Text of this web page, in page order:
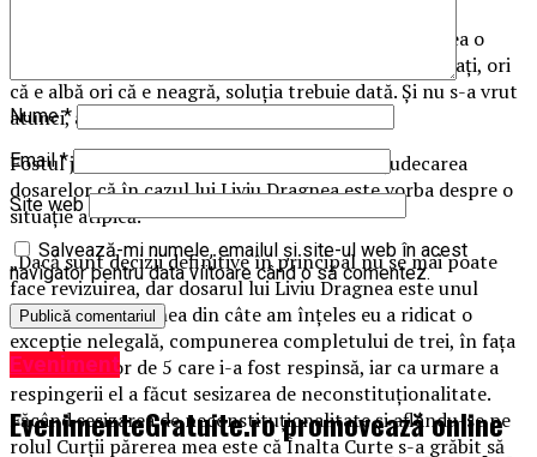
problemă să plec, dar voi care o să rămâneţi veţi avea o
problemă pentru că vor vei alţii şi va trebui să judecaţi, ori
că e albă ori că e neagră, soluţia trebuie dată. Şi nu s-a vrut
atunci, asta este”, a explicat Lăzăroiu.
Fostul judecător CCR a mai spus legat de rejudecarea
dosarelor că în cazul lui Liviu Dragnea este vorba despre o
situaţie atipică.
„Dacă sunt decizii definitive în principal nu se mai poate
face revizuirea, dar dosarul lui Liviu Dragnea este unul
atipic, Liviu Dragnea din câte am înţeles eu a ridicat o
excepţie nelegală, compunerea completului de trei, în faţa
completurilor de 5 care i-a fost respinsă, iar ca urmare a
respingerii el a făcut sesizarea de neconstituţionalitate.
Făcând sesizarea de neconstituţionalitate şi aflându-se pe
rolul Curţii părerea mea este că Înalta Curte s-a grăbit să
Nume*
Email*
Site web
Salvează-mi numele, emailul și site-ul web în acest
navigator pentru data viitoare când o să comentez.
Eveniment
EvenimenteGratuite.ro promovează online